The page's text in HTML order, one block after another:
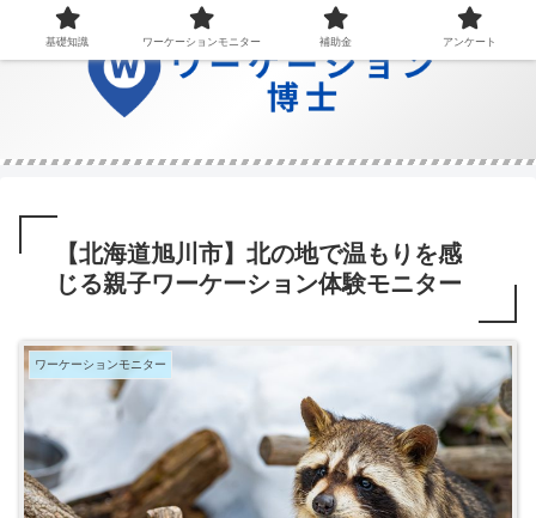
【北海道旭川市】北の地で温もりを感
じる親子ワーケーション体験モニター
ワーケーションモニター
基礎知識 ワーケーションモニター 補助金 アンケート